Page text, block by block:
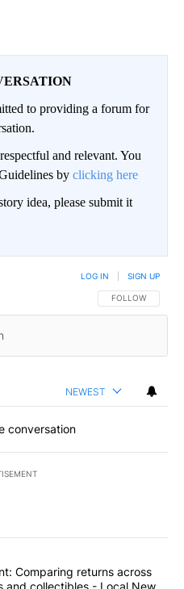
to providing a forum for
and relevant. You
by clicking here
idea, please submit it
FOLLOW THIS
FOLLOW
LOG IN SIGN UP
NEWEST
conversation
commented articles in the last
experiment: Comparing
Comparing returns across
and collectibles - Local News